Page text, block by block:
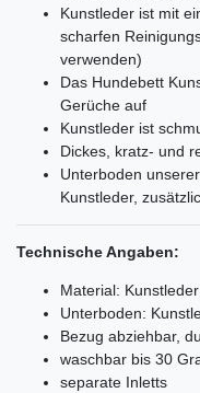
Kunstleder ist mit
scharfen
verwenden)
Das Hundebett
Gerüche auf
Kunstleder ist
Dickes, kratz- und
Unterboden
Kunstleder,
Technische Angaben:
Material:
Unterboden:
Bezug abziehbar,
waschbar bis 30
separate Inletts